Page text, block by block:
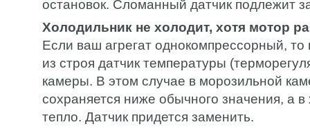
остановок. Сломанный датчик подлежит
Холодильник не холодит, хотя мотор
Если ваш агрегат однокомпрессорный,
из строя датчик температуры
камеры. В этом случае в морозильной
сохраняется ниже обычного значения, а
тепло. Датчик придется заменить.